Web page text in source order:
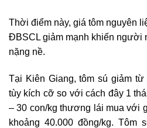
Thời điểm này, giá tôm nguyên
ĐBSCL giảm mạnh khiến người
nặng nề.
Tại Kiên Giang, tôm sú giảm từ
tùy kích cỡ so với cách đây 1
– 30 con/kg thương lái mua với
khoảng 40.000 đồng/kg. Tôm